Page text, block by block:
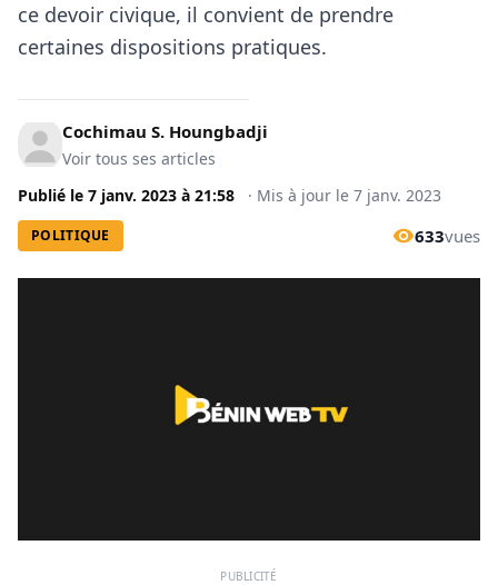
ce devoir civique, il convient de prendre
certaines dispositions pratiques.
Cochimau S. Houngbadji
Voir tous ses articles
Publié le 7 janv. 2023 à 21:58 · Mis à jour le 7 janv. 2023
POLITIQUE 633vues
PUBLICITÉ